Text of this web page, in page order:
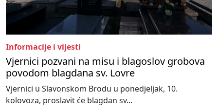
Informacije i vijesti
Vjernici pozvani na misu i blagoslov grobova
povodom blagdana sv. Lovre
Vjernici u Slavonskom Brodu u ponedjeljak, 10.
kolovoza, proslavit će blagdan sv...